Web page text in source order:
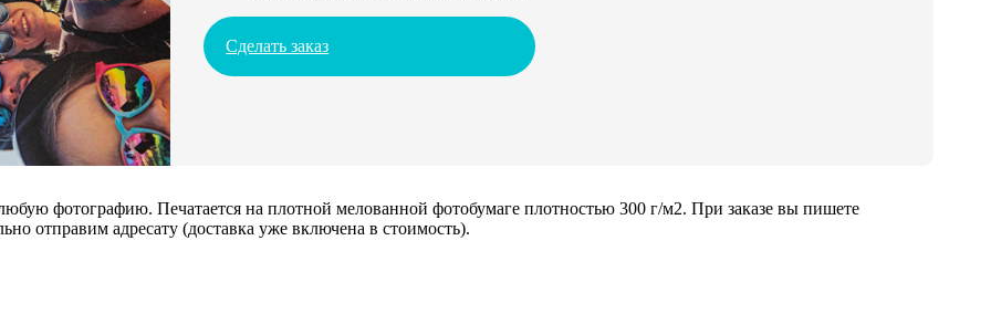
Сделать заказ
фотографию. Печатается на плотной мелованной фотобумаге плотностью 300 г/м2. При заказе вы пишете
отправим адресату (доставка уже включена в стоимость).